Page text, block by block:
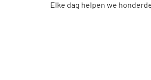
Elke dag helpen we
Door uw kenteken in te
Wij leveren onderdelen
We hebben een selectie